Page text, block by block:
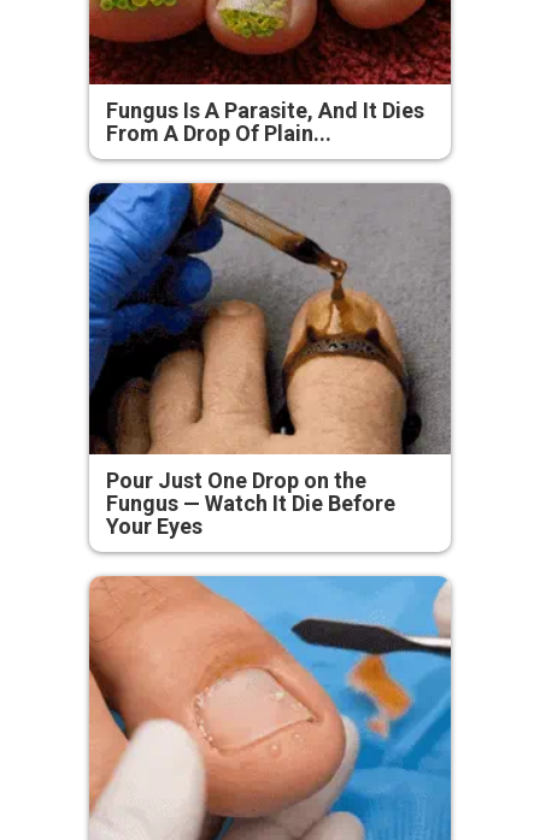
Fungus Is A Parasite, And It Dies
From A Drop Of Plain...
Pour Just One Drop on the
Fungus — Watch It Die Before
Your Eyes